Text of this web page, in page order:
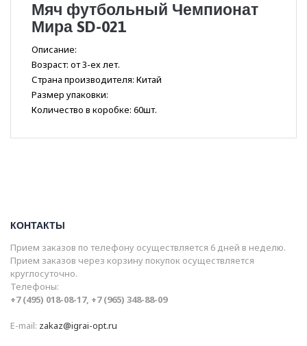
Мяч футбольный Чемпионат
Мира SD-021
Описание:
Возраст: от 3-ех лет.
Страна производителя: Китай
Размер упаковки:
Количество в коробке: 60шт.
КОНТАКТЫ
Прием заказов по телефону осуществляется 6 дней в неделю.
Прием заказов через корзину покупок осуществляется
круглосуточно.
Телефоны:
+7 (495) 018-08-17, +7 (965) 348-88-09
E-mail: zakaz@igrai-opt.ru